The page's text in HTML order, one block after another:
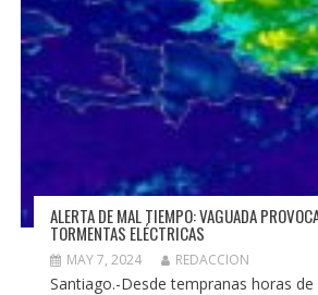
ALERTA DE MAL TIEMPO: VAGUADA
TORMENTAS ELÉCTRICAS
MAY 7, 2024 REDACCION
Santiago.-Desde tempranas horas